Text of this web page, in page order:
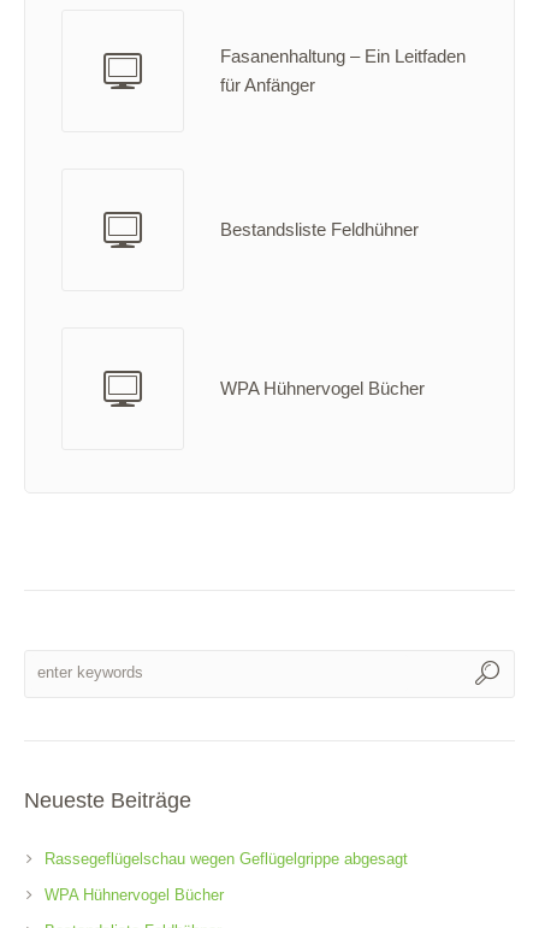
Fasanenhaltung – Ein Leitfaden
für Anfänger
Bestandsliste Feldhühner
WPA Hühnervogel Bücher
Neueste Beiträge
Rassegeflügelschau wegen Geflügelgrippe abgesagt
WPA Hühnervogel Bücher